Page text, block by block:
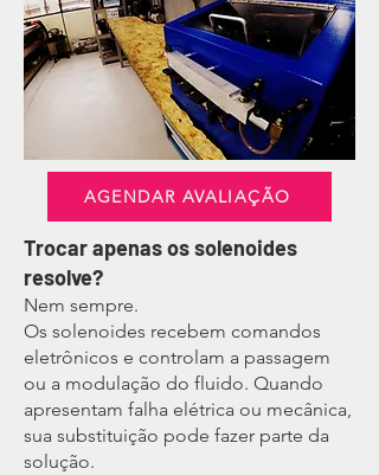
AGENDAR AVALIAÇÃO
Trocar apenas os solenoides
resolve?
Nem sempre.
Os solenoides recebem comandos
eletrônicos e controlam a passagem
ou a modulação do fluido. Quando
apresentam falha elétrica ou mecânica,
sua substituição pode fazer parte da
solução.